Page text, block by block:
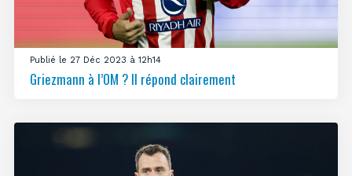
Publié le 27 Déc 2023 à 12h14
Griezmann à l’OM ? Il répond clairement